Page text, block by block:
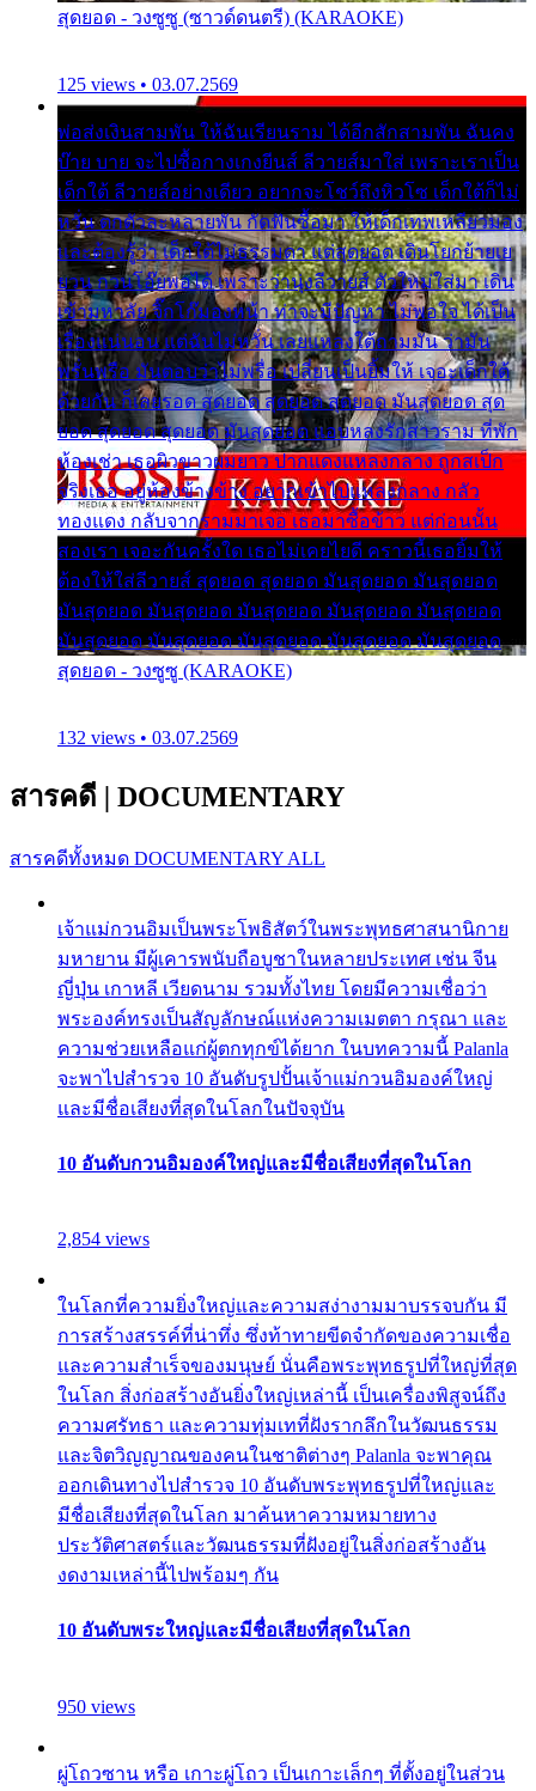
สุดยอด - วงซูซู (ซาวด์ดนตรี) (KARAOKE)
125 views • 03.07.2569
พ่อส่งเงินสามพัน ให้ฉันเรียนราม ได้อีกสักสามพัน ฉันคง
บ๊าย บาย จะไปซื้อกางเกงยีนส์ ลีวายส์มาใส่ เพราะเราเป็น
เด็กใต้ ลีวายส์อย่างเดียว อยากจะโชว์ถึงหิวโซ เด็กใต้ก็ไม่
หวั่น ตกตัวละหลายพัน กัดฟันซื้อมา ให้เด็กเทพเหลียวมอง
และต้องรู้ว่า เด็กใต้ไม่ธรรมดา แต่สุดยอด เดินโยกย้ายเย
ยวน กวนโอ๊ยพอได้ เพราะว่านุ่งลีวายส์ ตัวใหม่ใส่มา เดิน
เข้ามหาลัย จิ๊กโก๊มองหน้า ท่าจะมีปัญหา ไม่พอใจ ได้เป็น
เรื่องแน่นอน แต่ฉันไม่หวั่น เลยแหลงใต้ถามมัน ว่ามัน
พรั่นพรือ มันตอบว่าไม่พรื่อ เปลี่ยนเป็นยิ้มให้ เจอะเด็กใต้
ด้วยกัน ก็เลยรอด สุดยอด สุดยอด สุดยอด มันสุดยอด สุด
ยอด สุดยอด สุดยอด มันสุดยอด แอบหลงรักสาวราม ที่พัก
ห้องเช่า เธอผิวขาวผมยาว ปากแดงแหลงกลาง ถูกสเป็ก
จริงเธอ อยู่ห้องข้างข้าง อยากเข้าไปแหลงกลาง กลัว
ทองแดง กลับจากรามมาเจอ เธอมาซื้อข้าว แต่ก่อนนั้น
สองเรา เจอะกันครั้งใด เธอไม่เคยไยดี คราวนี้เธอยิ้มให้
ต้องให้ใส่ลีวายส์ สุดยอด สุดยอด มันสุดยอด มันสุดยอด
มันสุดยอด มันสุดยอด มันสุดยอด มันสุดยอด มันสุดยอด
มันสุดยอด มันสุดยอด มันสุดยอด มันสุดยอด มันสุดยอด
สุดยอด - วงซูซู (KARAOKE)
132 views • 03.07.2569
สารคดี | DOCUMENTARY
สารคดีทั้งหมด DOCUMENTARY ALL
เจ้าแม่กวนอิมเป็นพระโพธิสัตว์ในพระพุทธศาสนานิกาย
มหายาน มีผู้เคารพนับถือบูชาในหลายประเทศ เช่น จีน
ญี่ปุ่น เกาหลี เวียดนาม รวมทั้งไทย โดยมีความเชื่อว่า
พระองค์ทรงเป็นสัญลักษณ์แห่งความเมตตา กรุณา และ
ความช่วยเหลือแก่ผู้ตกทุกข์ได้ยาก ในบทความนี้ Palanla
จะพาไปสำรวจ 10 อันดับรูปปั้นเจ้าแม่กวนอิมองค์ใหญ่
และมีชื่อเสียงที่สุดในโลกในปัจจุบัน
10 อันดับกวนอิมองค์ใหญ่และมีชื่อเสียงที่สุดในโลก
2,854 views
ในโลกที่ความยิ่งใหญ่และความสง่างามมาบรรจบกัน มี
การสร้างสรรค์ที่น่าทึ่ง ซึ่งท้าทายขีดจำกัดของความเชื่อ
และความสำเร็จของมนุษย์ นั่นคือพระพุทธรูปที่ใหญ่ที่สุด
ในโลก สิ่งก่อสร้างอันยิ่งใหญ่เหล่านี้ เป็นเครื่องพิสูจน์ถึง
ความศรัทธา และความทุ่มเทที่ฝังรากลึกในวัฒนธรรม
และจิตวิญญาณของคนในชาติต่างๆ Palanla จะพาคุณ
ออกเดินทางไปสำรวจ 10 อันดับพระพุทธรูปที่ใหญ่และ
มีชื่อเสียงที่สุดในโลก มาค้นหาความหมายทาง
ประวัติศาสตร์และวัฒนธรรมที่ฝังอยู่ในสิ่งก่อสร้างอัน
งดงามเหล่านี้ไปพร้อมๆ กัน
10 อันดับพระใหญ่และมีชื่อเสียงที่สุดในโลก
950 views
ผู่โถวซาน หรือ เกาะผู่โถว เป็นเกาะเล็กๆ ที่ตั้งอยู่ในส่วน